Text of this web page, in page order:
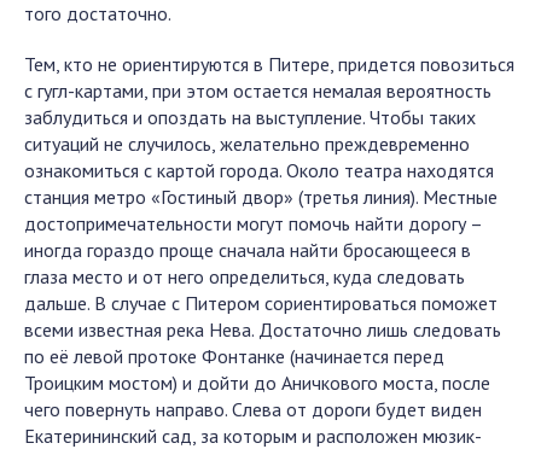
того достаточно.
Тем, кто не ориентируются в Питере, придется повозиться
с гугл-картами, при этом остается немалая вероятность
заблудиться и опоздать на выступление. Чтобы таких
ситуаций не случилось, желательно преждевременно
ознакомиться с картой города. Около театра находятся
станция метро «Гостиный двор» (третья линия). Местные
достопримечательности могут помочь найти дорогу –
иногда гораздо проще сначала найти бросающееся в
глаза место и от него определиться, куда следовать
дальше. В случае с Питером сориентироваться поможет
всеми известная река Нева. Достаточно лишь следовать
по её левой протоке Фонтанке (начинается перед
Троицким мостом) и дойти до Аничкового моста, после
чего повернуть направо. Слева от дороги будет виден
Екатерининский сад, за которым и расположен мюзик-